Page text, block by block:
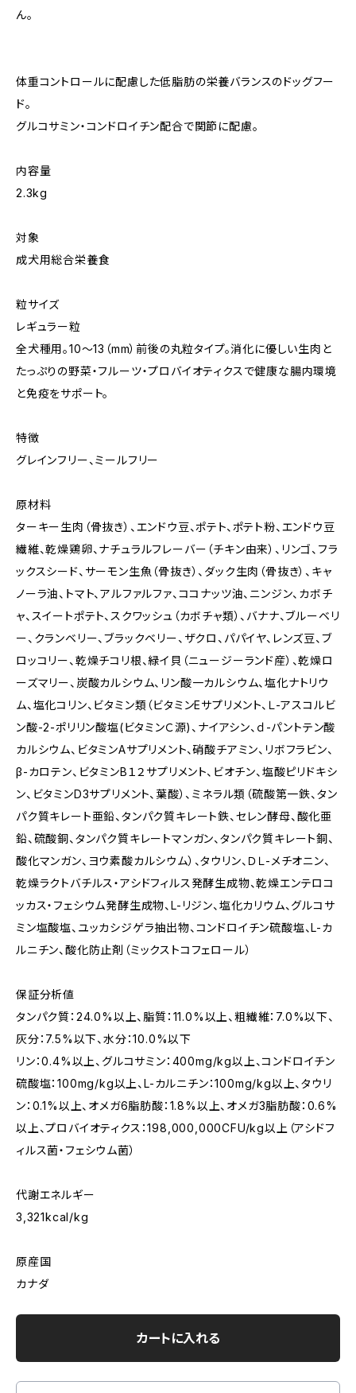
ん。
体重コントロールに配慮した低脂肪の栄養バランスのドッグフー
ド。
グルコサミン・コンドロイチン配合で関節に配慮。
内容量
2.3kg
対象
成犬用総合栄養食
粒サイズ
レギュラー粒
全犬種用。10～13（mm）前後の丸粒タイプ。消化に優しい生肉と
たっぷりの野菜・フルーツ・プロバイオティクスで健康な腸内環境
と免疫をサポート。
特徴
グレインフリー、ミールフリー
原材料
ターキー生肉（骨抜き）、エンドウ豆、ポテト、ポテト粉、エンドウ豆
繊維、乾燥鶏卵、ナチュラルフレーバー（チキン由来）、リンゴ、フラ
ックスシード、サーモン生魚（骨抜き）、ダック生肉（骨抜き）、キャ
ノーラ油、トマト、アルファルファ、ココナッツ油、ニンジン、カボチ
ャ、スイートポテト、スクワッシュ（カボチャ類）、バナナ、ブルーベリ
ー、クランベリー、ブラックベリー、ザクロ、パパイヤ、レンズ豆、ブ
ロッコリー、乾燥チコリ根、緑イ貝（ニュージーランド産）、乾燥ロ
ーズマリー、炭酸カルシウム、リン酸一カルシウム、塩化ナトリウ
ム、塩化コリン、ビタミン類（ビタミンEサプリメント、Ｌ-アスコルビ
ン酸-2-ポリリン酸塩(ビタミンＣ源)、ナイアシン、ｄ-パントテン酸
カルシウム、ビタミンAサプリメント、硝酸チアミン、リボフラビン、
β-カロテン、ビタミンB１２サプリメント、ビオチン、塩酸ピリドキシ
ン、ビタミンD3サプリメント、葉酸）、ミネラル類（硫酸第一鉄、タン
パク質キレート亜鉛、タンパク質キレート鉄、セレン酵母、酸化亜
鉛、硫酸銅、タンパク質キレートマンガン、タンパク質キレート銅、
酸化マンガン、ヨウ素酸カルシウム）、タウリン、ＤＬ-メチオニン、
乾燥ラクトバチルス・アシドフィルス発酵生成物、乾燥エンテロコ
ッカス・フェシウム発酵生成物、L-リジン、塩化カリウム、グルコサ
ミン塩酸塩、ユッカシジゲラ抽出物、コンドロイチン硫酸塩、L-カ
ルニチン、酸化防止剤（ミックストコフェロール）
保証分析値
タンパク質：24.0%以上、脂質：11.0%以上、粗繊維：7.0%以下、
灰分：7.5%以下、水分：10.0%以下
リン：0.4%以上、グルコサミン：400mg/kg以上、コンドロイチン
硫酸塩：100mg/kg以上、L-カルニチン：100mg/kg以上、タウリ
ン：0.1%以上、オメガ6脂肪酸：1.8%以上、オメガ3脂肪酸：0.6%
以上、プロバイオティクス：198,000,000CFU/kg以上（アシドフ
ィルス菌・フェシウム菌）
代謝エネルギー
3,321kcal/kg
原産国
カナダ
カートに入れる